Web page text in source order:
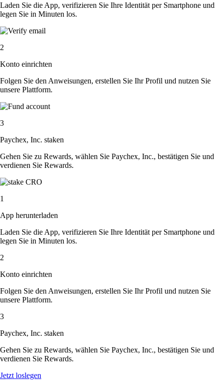
Laden Sie die App, verifizieren Sie Ihre Identität per Smartphone und
legen Sie in Minuten los.
2
Konto einrichten
Folgen Sie den Anweisungen, erstellen Sie Ihr Profil und nutzen Sie
unsere Plattform.
3
Paychex, Inc. staken
Gehen Sie zu Rewards, wählen Sie Paychex, Inc., bestätigen Sie und
verdienen Sie Rewards.
1
App herunterladen
Laden Sie die App, verifizieren Sie Ihre Identität per Smartphone und
legen Sie in Minuten los.
2
Konto einrichten
Folgen Sie den Anweisungen, erstellen Sie Ihr Profil und nutzen Sie
unsere Plattform.
3
Paychex, Inc. staken
Gehen Sie zu Rewards, wählen Sie Paychex, Inc., bestätigen Sie und
verdienen Sie Rewards.
Jetzt loslegen